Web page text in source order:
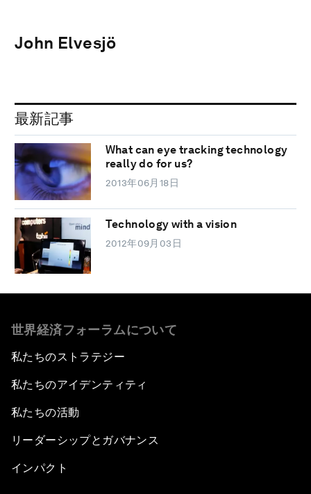
John Elvesjö
最新記事
What can eye tracking technology
really do for us?
2013年06月18日
Technology with a vision
2012年09月03日
世界経済フォーラムについて
私たちのストラテジー
私たちのアイデンティティ
私たちの活動
リーダーシップとガバナンス
インパクト